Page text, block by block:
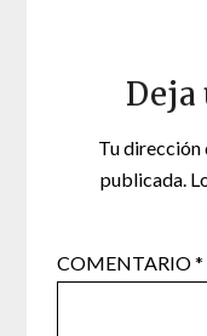
Deja
Tu dirección
publicada.
COMENTARIO*